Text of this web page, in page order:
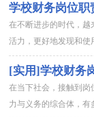
学校财务岗位职
在不断进步的时代，
活力，更好地发现和使
为大家收集的学校财务
[实用]学校财务
在当下社会，接触到岗
力与义务的综合体，